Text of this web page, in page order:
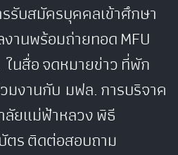
รับสมัครบุคคลเข้าศึกษา
านพร้อมถ่ายทอดMFU
นสื่อจดหมายข่าวที่พัก
มงานกับ มฟล.การบริจาค
ยแม่ฟ้าหลวงพิธี
ตรติดต่อสอบถาม